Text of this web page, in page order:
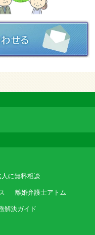
に無料相談
離婚弁護士アトム
解決ガイド